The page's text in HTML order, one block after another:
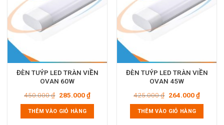
ĐÈN TUÝP LED TRÀN VIỀN
OVAN 60W
450.000₫ Giá
là:
450.000 ₫.
285.000₫Giá
hiện
285.000 ₫.
THÊM VÀO GIỎ HÀNG
ĐÈN TUÝP LED TRÀN VIỀN
OVAN 45W
425.000₫ Giá
là:
425.000 ₫.
264.000₫Giá
hiện
THÊM VÀO GIỎ HÀNG